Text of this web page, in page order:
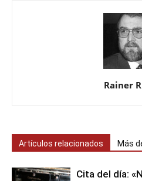
Rainer
Artículos relacionados Más
Cita del día: